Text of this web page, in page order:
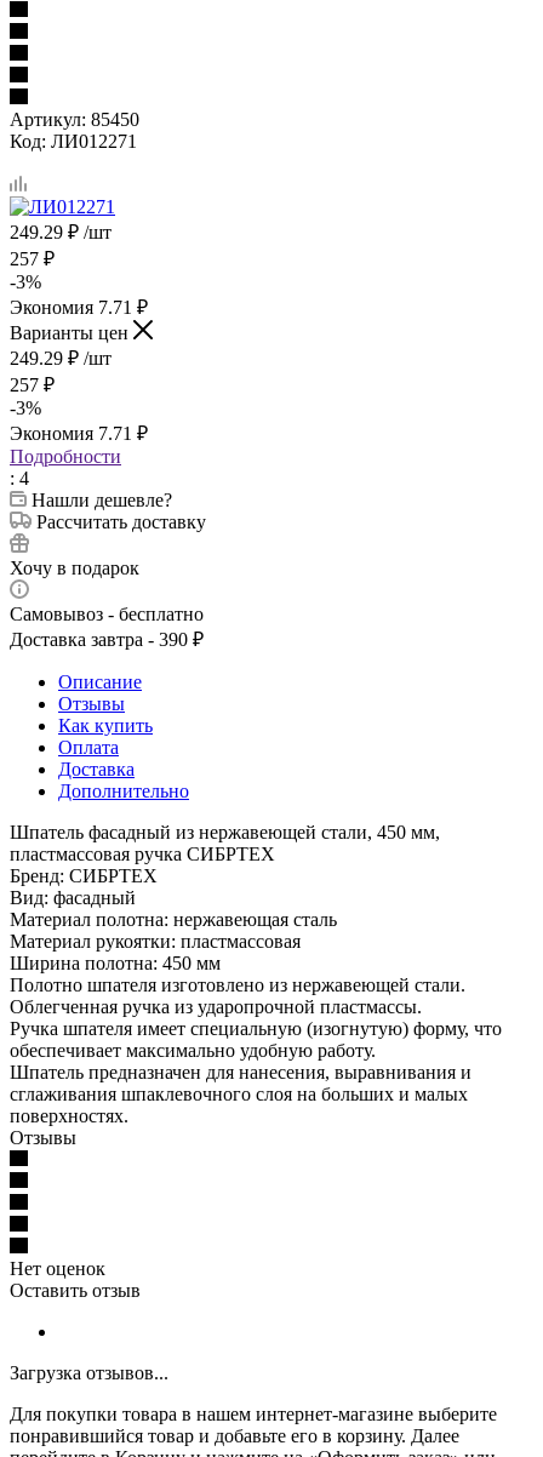
Артикул: 85450
Код: ЛИ012271
249.29 ₽ /шт
257 ₽
-3%
Экономия 7.71 ₽
Варианты цен
249.29 ₽ /шт
257 ₽
-3%
Экономия 7.71 ₽
Подробности
: 4
Нашли дешевле?
Рассчитать доставку
Хочу в подарок
Самовывоз - бесплатно
Доставка завтра - 390 ₽
Описание
Отзывы
Как купить
Оплата
Доставка
Дополнительно
Шпатель фасадный из нержавеющей стали, 450 мм,
пластмассовая ручка СИБРТЕХ
Бренд: СИБРТЕХ
Вид: фасадный
Материал полотна: нержавеющая сталь
Материал рукоятки: пластмассовая
Ширина полотна: 450 мм
Полотно шпателя изготовлено из нержавеющей стали.
Облегченная ручка из ударопрочной пластмассы.
Ручка шпателя имеет специальную (изогнутую) форму, что
обеспечивает максимально удобную работу.
Шпатель предназначен для нанесения, выравнивания и
сглаживания шпаклевочного слоя на больших и малых
поверхностях.
Отзывы
Нет оценок
Оставить отзыв
Загрузка отзывов...
Для покупки товара в нашем интернет-магазине выберите
понравившийся товар и добавьте его в корзину. Далее